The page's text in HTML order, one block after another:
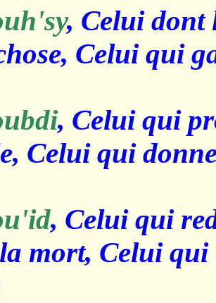
, Celui dont
Celui qui
, Celui qui
Celui qui
, Celui qui
mort, Celui